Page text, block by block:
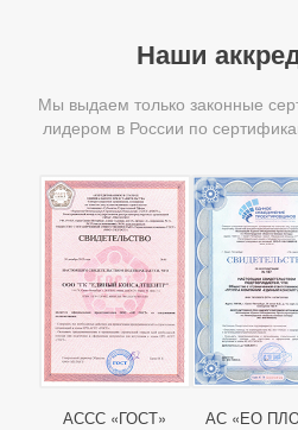
Наши
Мы выдаем только законные
лидером в России по
АССС «ГОСТ» АС «ЕО